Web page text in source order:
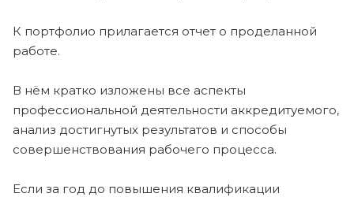
К портфолио прилагается отчет о проделанной
работе.
В нём кратко изложены все аспекты
профессиональной деятельности аккредитуемого,
анализ достигнутых результатов и способы
совершенствования рабочего процесса.
Если за год до повышения квалификации